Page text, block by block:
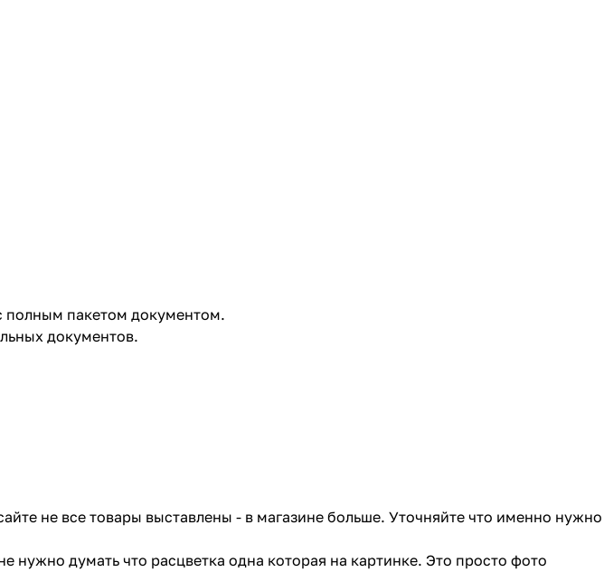
полным пакетом документом.
документов.
не все товары выставлены - в магазине больше. Уточняйте что именно нужно
нужно думать что расцветка одна которая на картинке. Это просто фото